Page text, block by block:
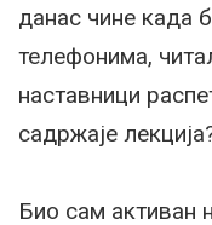
данас чине када
телефонима,
наставници
садржаје
Био сам активан